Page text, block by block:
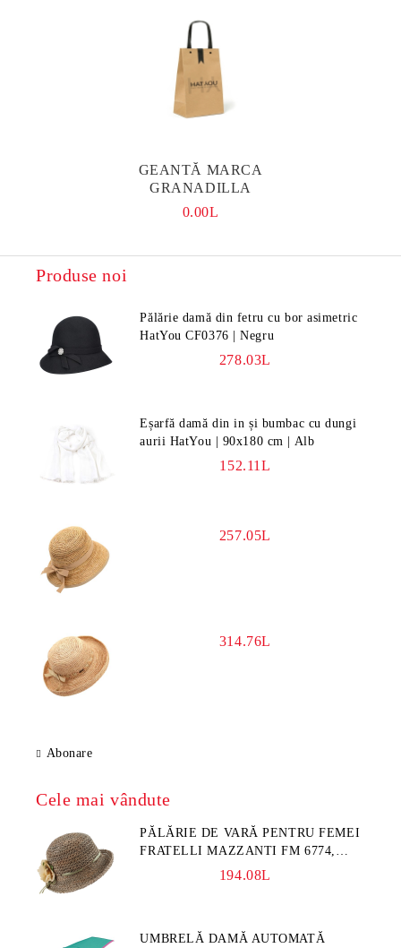
GEANTĂ MARCA
GRANADILLA
0.00L
Produse noi
Pălărie damă din fetru cu bor asimetric
HatYou CF0376 | Negru
278.03L
Eșarfă damă din in și bumbac cu dungi
aurii HatYou | 90x180 cm | Alb
152.11L
257.05L
314.76L
Abonare
Cele mai vândute
PĂLĂRIE DE VARĂ PENTRU FEMEI
FRATELLI MAZZANTI FM 6774,
NATURAL/FLORI GALBENE
194.08L
UMBRELĂ DAMĂ AUTOMATĂ